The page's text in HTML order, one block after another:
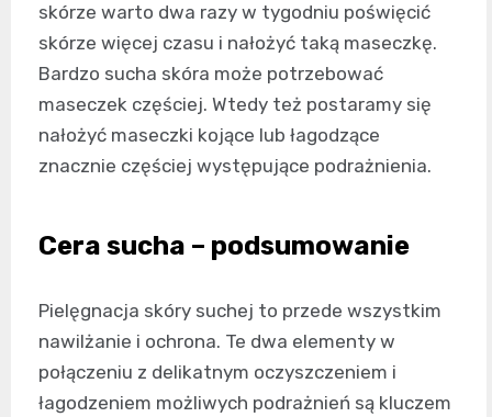
skórze warto dwa razy w tygodniu poświęcić
skórze więcej czasu i nałożyć taką maseczkę.
Bardzo sucha skóra może potrzebować
maseczek częściej. Wtedy też postaramy się
nałożyć maseczki kojące lub łagodzące
znacznie częściej występujące podrażnienia.
Cera sucha – podsumowanie
Pielęgnacja skóry suchej to przede wszystkim
nawilżanie i ochrona. Te dwa elementy w
połączeniu z delikatnym oczyszczeniem i
łagodzeniem możliwych podrażnień są kluczem